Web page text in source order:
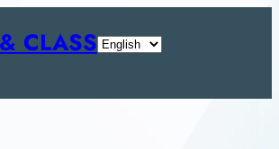
CLASSChoose
language